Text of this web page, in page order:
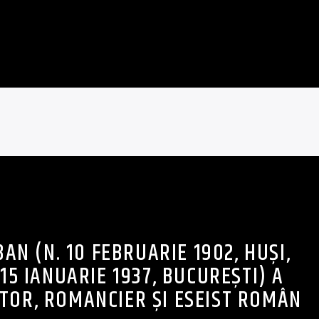
(N. 10 FEBRUARIE 1902, HUȘI,
IANUARIE 1937, BUCUREȘTI) A
ROMANCIER ȘI ESEIST ROMÂN